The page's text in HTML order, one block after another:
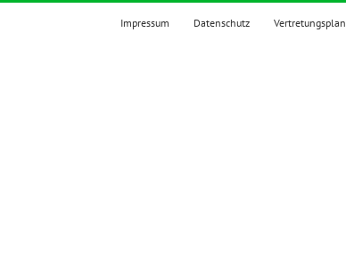
Zum
Impressum Datenschutz Vertretungsplan